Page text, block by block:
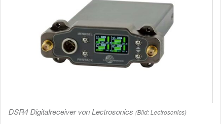
DSR4 Digitalreceiver von Lectrosonics (Bild: Lectrosonics)